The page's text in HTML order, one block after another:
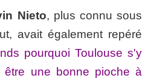
Nieto, plus connu sous
avait également repéré
pourquoi Toulouse s'y
être une bonne pioche à